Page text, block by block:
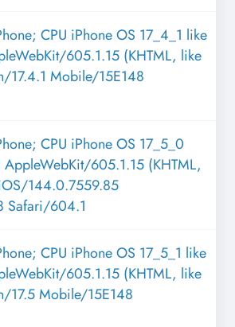
CPU iPhone OS 17_4_1 like
605.1.15 (KHTML, like
17.4.1 Mobile/15E148
CPU iPhone OS 17_5_0
605.1.15 (KHTML,
144.0.7559.85
Safari/604.1
CPU iPhone OS 17_5_1 like
605.1.15 (KHTML, like
17.5 Mobile/15E148